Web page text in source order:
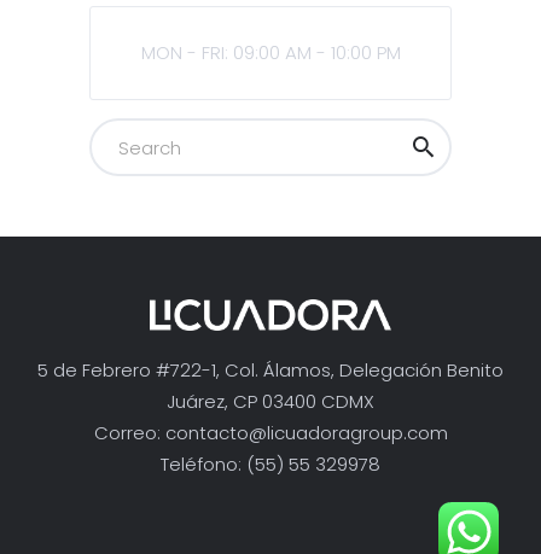
MON - FRI: 09:00 AM - 10:00 PM
5 de Febrero #722-1, Col. Álamos, Delegación Benito
Juárez, CP 03400 CDMX
Correo: contacto@licuadoragroup.com
Teléfono: (55) 55 329978